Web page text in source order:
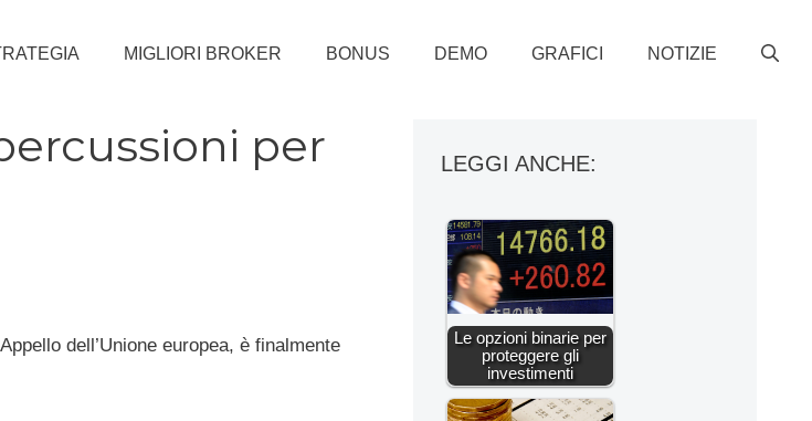
MIGLIORI BROKER BONUS DEMO GRAFICI NOTIZIE
per
dell’Unione europea, è finalmente
LEGGI ANCHE:
Le opzioni binarie per
proteggere gli
investimenti